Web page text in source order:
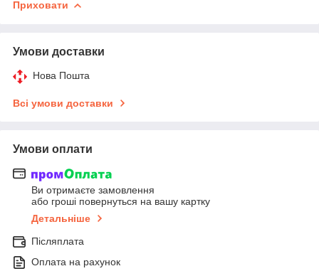
Приховати
Умови доставки
Нова Пошта
Всі умови доставки
Умови оплати
Ви отримаєте замовлення
або гроші повернуться на вашу картку
Детальніше
Післяплата
Оплата на рахунок